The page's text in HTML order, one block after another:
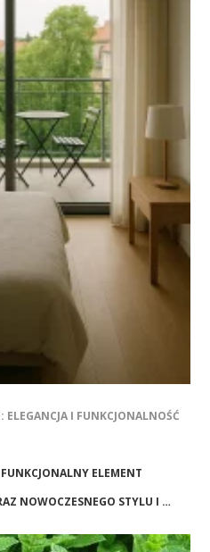
I FUNKCJONALNOŚĆ
ELEMENT
NOWOCZESNEGO STYLU I …